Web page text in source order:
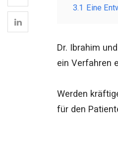
3.1
Eine
Dr. Ibrahim
ein Verfahren
Werden
für den